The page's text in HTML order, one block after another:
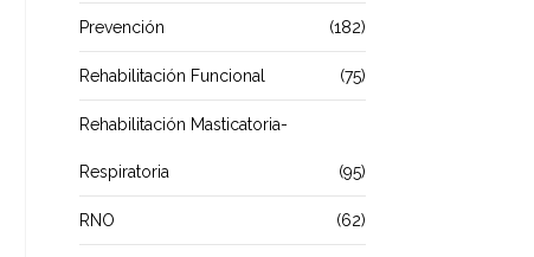
Prevención (182)
Rehabilitación Funcional (75)
Rehabilitación Masticatoria-
Respiratoria (95)
RNO (62)